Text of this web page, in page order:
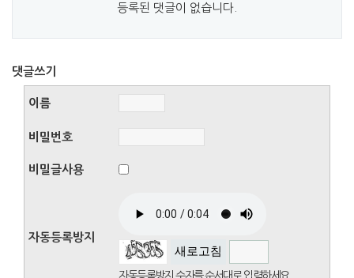
등록된 댓글이 없습니다.
댓글쓰기
이름
비밀번호
비밀글사용
자동등록방지
새로고침
자동등록방지 숫자를 순서대로 입력하세요.